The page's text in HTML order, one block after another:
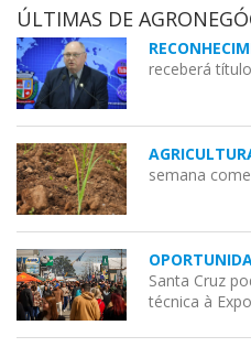
ÚLTIMAS DE
receberá
semana
Santa Cruz
técnica à